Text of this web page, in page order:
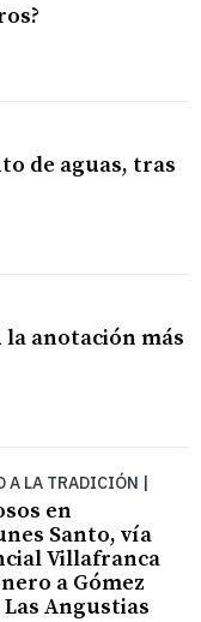
de aguas, tras
la anotación más
A LA TRADICIÓN |
en
Santo, vía
Villafranca
a Gómez
Angustias